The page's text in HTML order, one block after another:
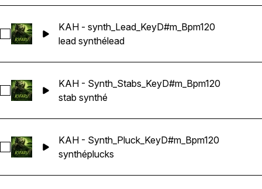
Sélectionnez KAH - synth_Lead_KeyD#m_Bpm120
KAH - synth_Lead_KeyD#m_Bpm120
lead synthélead
Sélectionnez KAH - Synth_Stabs_KeyD#m_Bpm120
KAH - Synth_Stabs_KeyD#m_Bpm120
stab synthé
Sélectionnez KAH - Synth_Pluck_KeyD#m_Bpm120
KAH - Synth_Pluck_KeyD#m_Bpm120
synthéplucks